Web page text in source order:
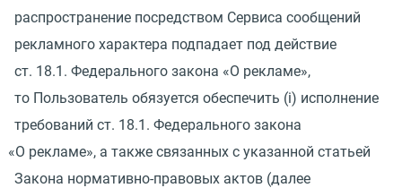
распространение посредством Сервиса сообщений
рекламного характера подпадает под действие
ст. 18.1. Федерального закона «О рекламе»,
то Пользователь обязуется обеспечить (i) исполнение
требований ст. 18.1. Федерального закона
«О рекламе», а также связанных с указанной статьей
Закона нормативно-правовых актов (далее